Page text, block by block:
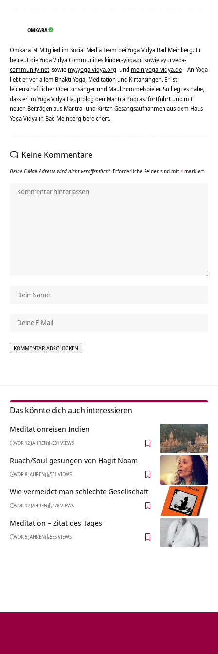
OMKARA
Omkara ist Mitglied im Social Media Team bei Yoga Vidya Bad Meinberg. Er
betreut die Yoga Vidya Communities kinder-yoga.cc sowieayurveda-
community.net sowie my.yoga-vidya.org und mein.yoga-vidya.de - An Yoga
liebt er vor allem Bhakti-Yoga, Meditation und Kirtansingen. Er ist
leidenschaftlicher Obertonsänger und Maultrommelspieler. So liegt es nahe,
dass er im Yoga Vidya Hauptblog den Mantra Podcast fortführt und mit
neuen Beiträgen aus Mantra- und Kirtan Gesangsaufnahmen aus dem Haus
Yoga Vidya in Bad Meinberg bereichert.
Keine Kommentare
Deine E-Mail-Adresse wird nicht veröffentlicht. Erforderliche Felder sind mit * markiert.
Das könnte dich auch interessieren
Meditationreisen Indien
VOR 12 JAHREN 531 VIEWS
Ruach/Soul gesungen von Hagit Noam
VOR 8 JAHREN 531 VIEWS
Wie vermeidet man schlechte Gesellschaft
VOR 12 JAHREN 476 VIEWS
Meditation – Zitat des Tages
VOR 5 JAHREN 555 VIEWS